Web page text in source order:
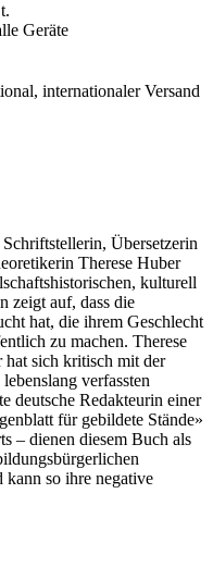
internationaler Versand
Übersetzerin
Therese Huber
kulturell
zeigt auf, dass die
hat, die ihrem Geschlecht
zu machen. Therese
sich kritisch mit der
verfassten
deutsche Redakteurin einer
für gebildete Stände»
– dienen diesem Buch als
so ihre negative